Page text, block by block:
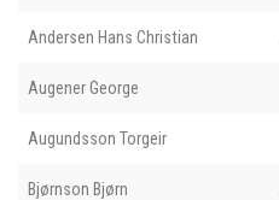
Andersen Hans Christian
Augener George
Augundsson Torgeir
Bjørnson Bjørn